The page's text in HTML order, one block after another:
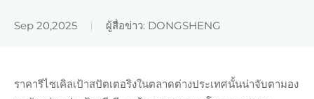
Sep 20,2025 ผู้สื่อข่าว: DONGSHENG
ราคารีไซเคิลเป้าสปัตเตอริงในตลาดต่างประเทศนั้นน่าจับตามอง